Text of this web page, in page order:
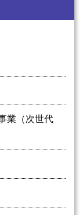
業（次世代